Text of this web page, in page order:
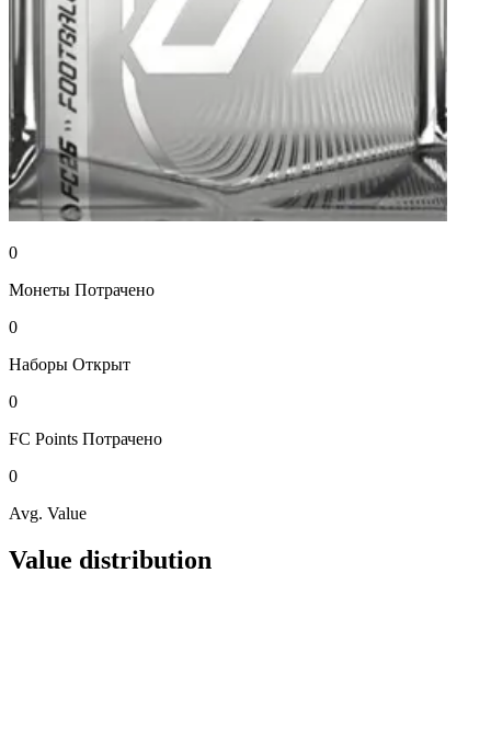
0
Монеты Потрачено
0
Наборы Открыт
0
FC Points Потрачено
0
Avg. Value
Value distribution